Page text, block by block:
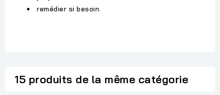
remédier si besoin.
15 produits de la même catégorie